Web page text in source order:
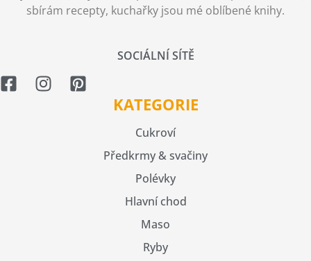
sbírám recepty, kuchařky jsou mé oblíbené knihy.
SOCIÁLNÍ SÍTĚ
KATEGORIE
Cukroví
Předkrmy & svačiny
Polévky
Hlavní chod
Maso
Ryby